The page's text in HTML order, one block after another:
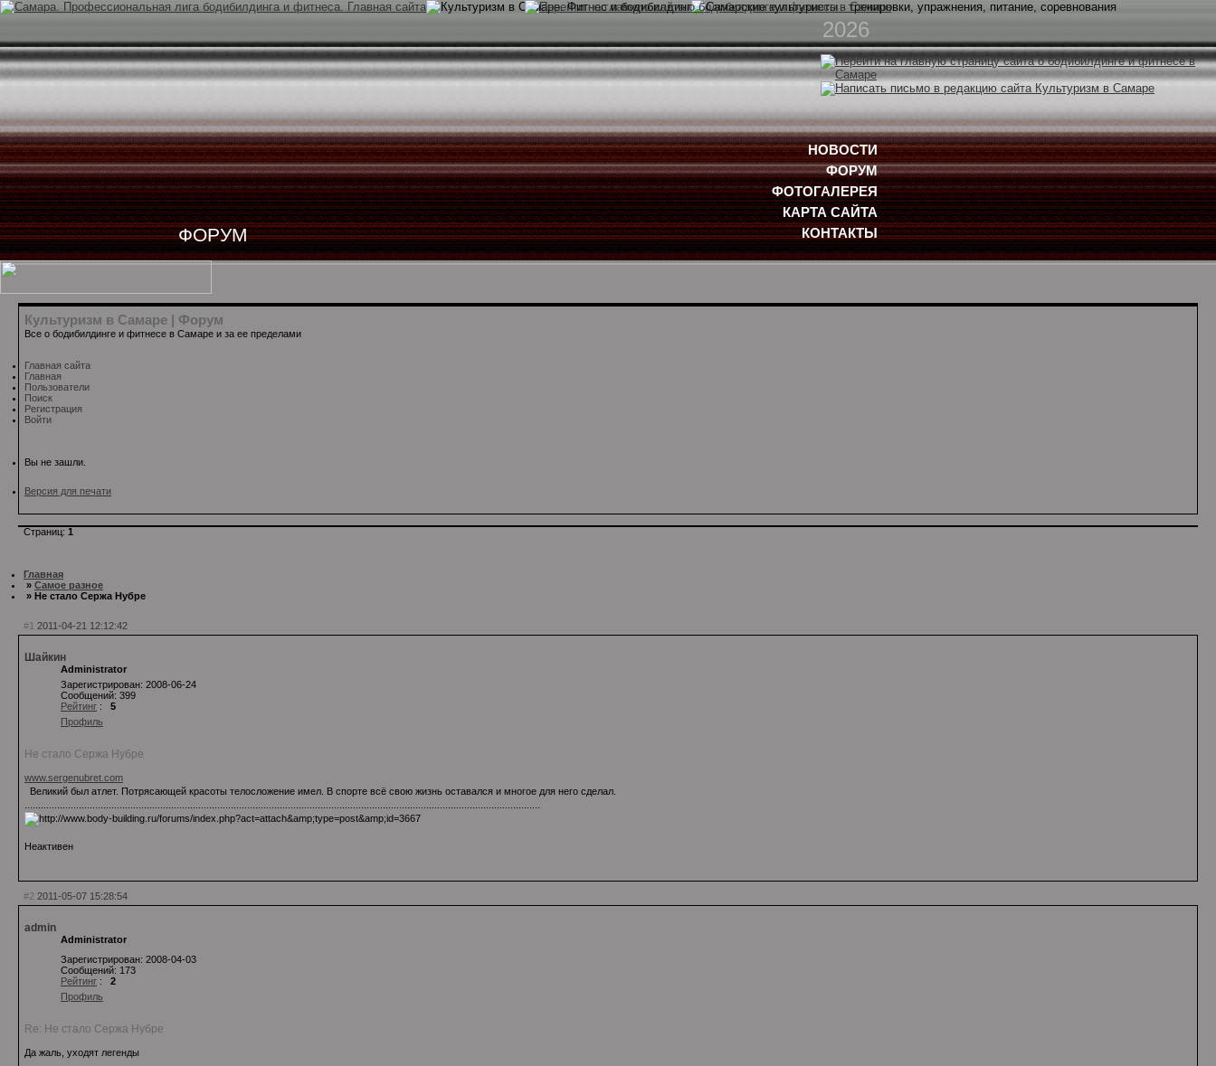
Культуризм в Самаре | Форум
Все о бодибилдинге и фитнесе в Самаре и за ее пределами
Главная сайта
Главная
Пользователи
Поиск
Регистрация
Войти
Вы не зашли.
Версия для печати
Страниц: 1
Главная
» Самое разное
» Не стало Сержа Нубре
#1 2011-04-21 12:12:42
Шайкин
Administrator
Зарегистрирован: 2008-06-24
Сообщений: 399
Рейтинг : 5
Профиль
Не стало Сержа Нубре
www.sergenubret.com
Великий был атлет. Потрясающей красоты телосложение имел. В спорте всё свою жизнь оставался и многое для него сделал.
Неактивен
#2 2011-05-07 15:28:54
admin
Administrator
Зарегистрирован: 2008-04-03
Сообщений: 173
Рейтинг : 2
Профиль
Re: Не стало Сержа Нубре
Да жаль, уходят легенды
2026
НОВОСТИ
ФОРУМ
ФОТОГАЛЕРЕЯ
КАРТА САЙТА
КОНТАКТЫ
ФОРУМ